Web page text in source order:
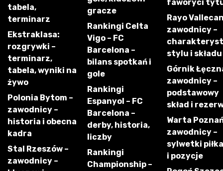
tabela,
terminarz
Ekstraklasa:
rozgrywki –
terminarz,
tabela, wyniki na
żywo
Polonia Bytom –
zawodnicy –
historia i obecna
kadra
Stal Rzeszów –
zawodnicy –
gracze
Rankingi Celta
Vigo – FC
Barcelona –
bilans spotkań i
gole
Rankingi
Espanyol – FC
Barcelona –
derby, historia,
liczby
Rankingi
Championship –
faworyci
Rayo
zawodnicy –
stylu i składu
Górnik
zawodnicy –
podstawowy
skład i
Warta
zawodnicy –
sylwetki
i pozycje